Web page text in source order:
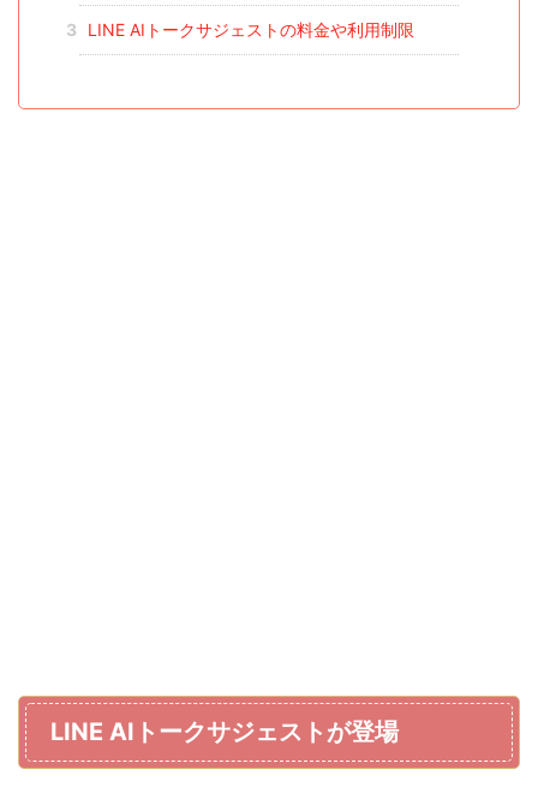
3 LINE AIトークサジェストの料金や利用制限
LINE AIトークサジェストが登場